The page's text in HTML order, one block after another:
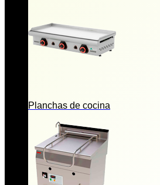
Planchas de cocina